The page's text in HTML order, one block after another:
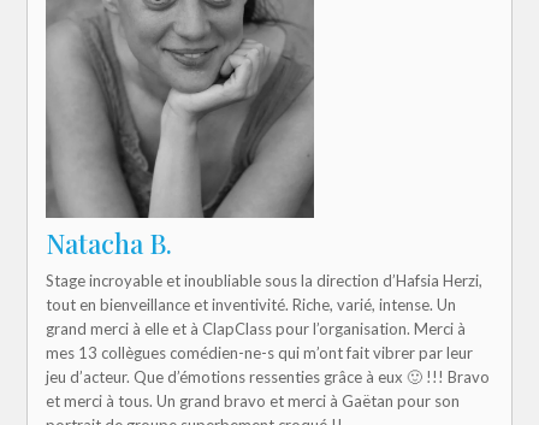
Natacha B.
Stage incroyable et inoubliable sous la direction d’Hafsia Herzi,
tout en bienveillance et inventivité. Riche, varié, intense. Un
grand merci à elle et à ClapClass pour l’organisation. Merci à
mes 13 collègues comédien-ne-s qui m’ont fait vibrer par leur
jeu d’acteur. Que d’émotions ressenties grâce à eux 🙂 !!! Bravo
et merci à tous. Un grand bravo et merci à Gaëtan pour son